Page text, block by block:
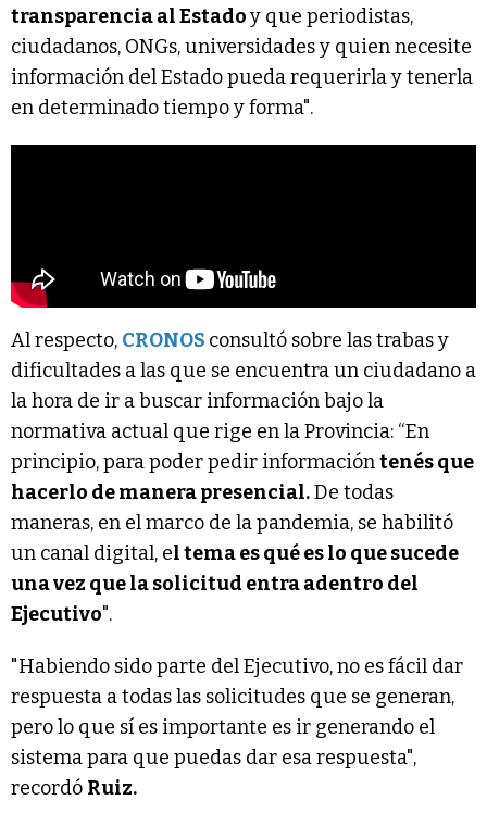
transparencia al Estadoy que periodistas,
ciudadanos, ONGs, universidades y quien necesite
información del Estado pueda requerirla y tenerla
en determinado tiempo y forma".
Al respecto, CRONOS consultó sobre las trabas y
dificultades a las que se encuentra un ciudadano a
la hora de ir a buscar información bajo la
normativa actual que rige en la Provincia: “En
principio, para poder pedir informacióntenés que
hacerlo de manera presencial.De todas
maneras, en el marco de la pandemia, se habilitó
un canal digital, el tema es qué es lo que sucede
una vez que la solicitud entra adentro del
Ejecutivo".
"Habiendo sido parte del Ejecutivo, no es fácil dar
respuesta a todas las solicitudes que se generan,
pero lo que sí es importante es ir generando el
sistema para que puedas dar esa respuesta",
recordó Ruiz.